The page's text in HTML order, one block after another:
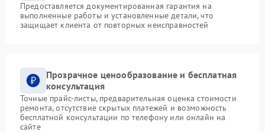
Предоставляется документированная гарантия на
выполненные работы и установленные детали, что
защищает клиента от повторных неисправностей
Прозрачное ценообразование и бесплатная
консультация
Точные прайс-листы, предварительная оценка стоимости
ремонта, отсутствие скрытых платежей и возможность
бесплатной консультации по телефону или онлайн на
сайте